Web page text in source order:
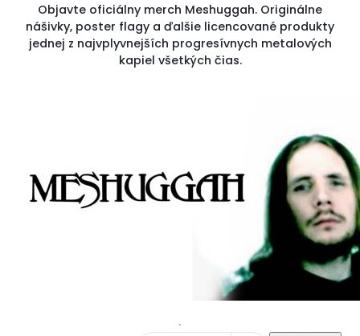
Objavte oficiálny merch Meshuggah. Originálne
nášivky, poster flagy a ďalšie licencované produkty
jednej z najvplyvnejších progresívnych metalových
kapiel všetkých čias.